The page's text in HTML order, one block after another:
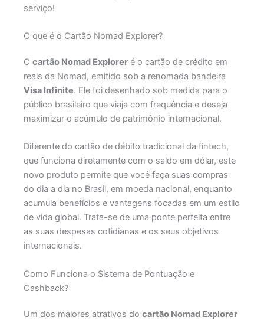
serviço!
O que é o Cartão Nomad Explorer?
O cartão Nomad Exploreré o cartão de crédito em
reais da Nomad, emitido sob a renomada bandeira
Visa Infinite. Ele foi desenhado sob medida para o
público brasileiro que viaja com frequência e deseja
maximizar o acúmulo de patrimônio internacional.
Diferente do cartão de débito tradicional da fintech,
que funciona diretamente com o saldo em dólar, este
novo produto permite que você faça suas compras
do dia a dia no Brasil, em moeda nacional, enquanto
acumula benefícios e vantagens focadas em um estilo
de vida global. Trata-se de uma ponte perfeita entre
as suas despesas cotidianas e os seus objetivos
internacionais.
Como Funciona o Sistema de Pontuação e
Cashback?
Um dos maiores atrativos do cartão Nomad Explorer